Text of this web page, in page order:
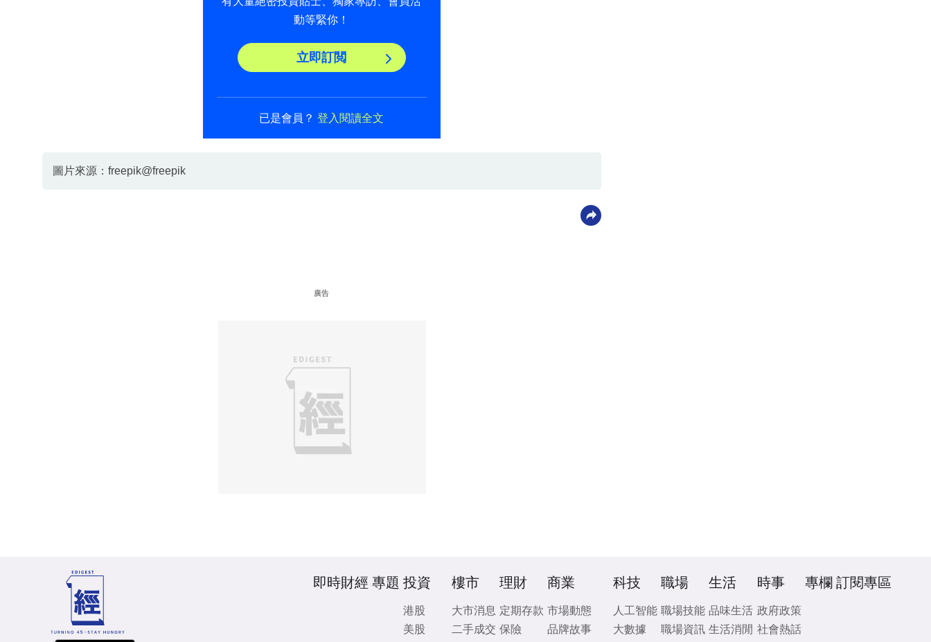
動等緊你！
立即訂閲
已是會員？登入閱讀全文
圖片來源：freepik@freepik
廣告
即時財經 專題 投資
港股
美股
樓市
大市消息
二手成交
理財
定期存款
保險
商業
市場動態
品牌故事
科技
人工智能
大數據
職場
職場技能
職場資訊
生活
品味生活
生活消閒
時事
政府政策
社會熱話
專欄 訂閱專區